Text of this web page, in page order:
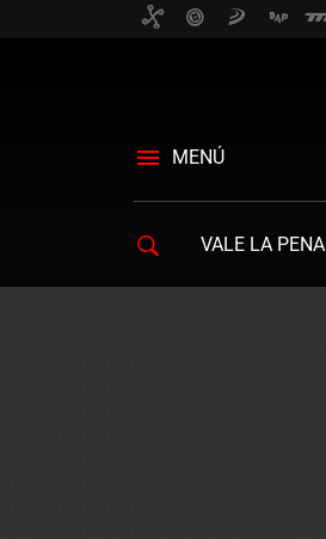
MENÚ
VALE LA PENA